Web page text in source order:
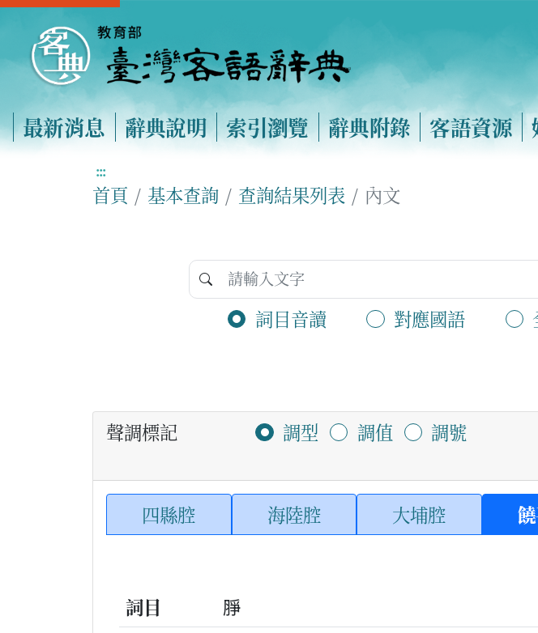
最新消息 辭典說明 索引瀏覽 辭典附錄 客語資源
:::
首頁 基本查詢 查詢結果列表 內文
詞目音讀 對應國語
聲調標記 調型 調值 調號
四縣腔 海陸腔 大埔腔
詞目
㬹